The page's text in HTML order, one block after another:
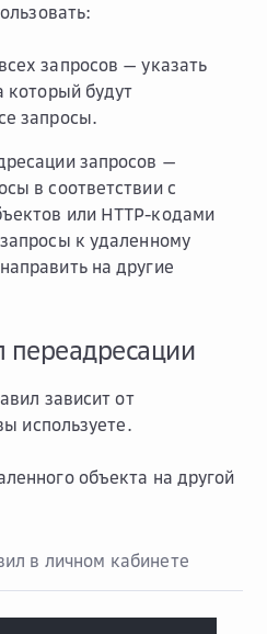
запросов — указать
который будут
запросы.
запросов —
в соответствии с
или HTTP-кодами
к удаленному
на другие
зависит от
используете.
объекта на другой
в личном кабинете